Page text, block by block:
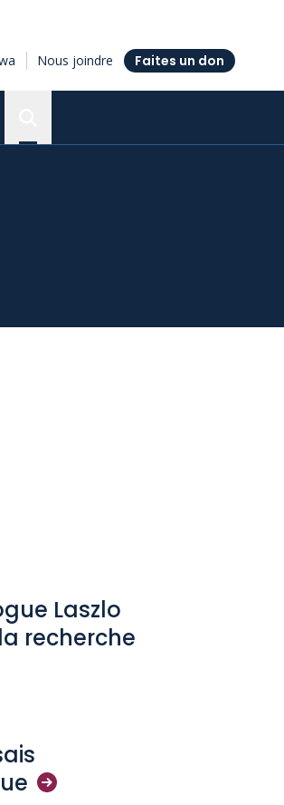
Nous joindre Faites un don
Laszlo
recherche